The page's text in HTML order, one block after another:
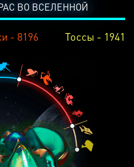
ВО ВСЕЛЕННОЙ
- 8196 Тоссы - 1941